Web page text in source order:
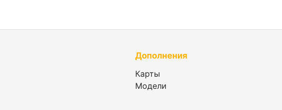
Дополнения
Карты
Модели